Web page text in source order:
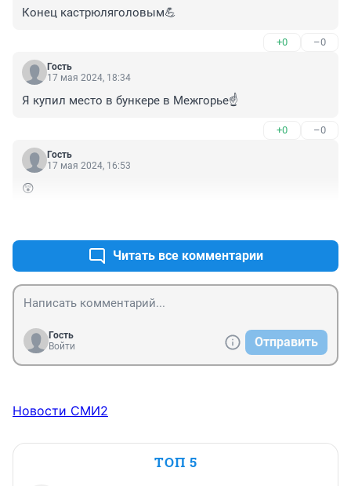
Конец кастрюляголовым💪
+0 –0
Гость
17 мая 2024, 18:34
Я купил место в бункере в Межгорье☝️
+0 –0
Гость
17 мая 2024, 16:53
😲
Читать все комментарии
Гость
Войти
Отправить
Новости СМИ2
ТОП 5